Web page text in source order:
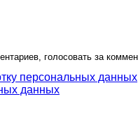
голосовать за
персональных данных
данных